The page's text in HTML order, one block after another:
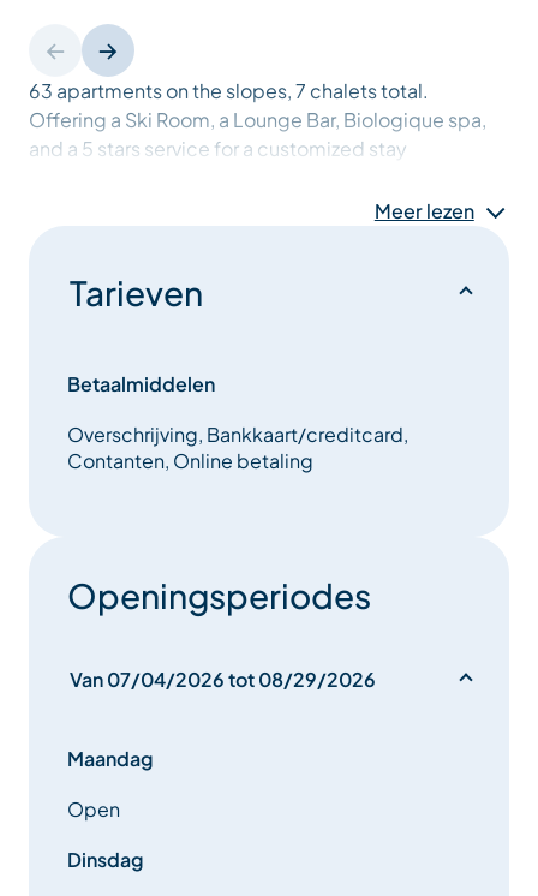
63 apartments on the slopes, 7 chalets total.
Offering a Ski Room, a Lounge Bar, Biologique spa,
and a 5 stars service for a customized stay
Meer lezen
Tarieven
Betaalmiddelen
Overschrijving, Bankkaart/creditcard,
Contanten, Online betaling
Openingsperiodes
Van 07/04/2026 tot 08/29/2026
Maandag
Open
Dinsdag